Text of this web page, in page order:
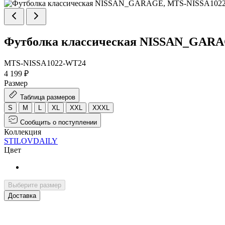
Футболка классическая
MTS-NISSA1022-WT24
4 199 ₽
Размер
Таблица размеров
S
M XL XXL
XXXL
Сообщить о поступлении
Коллекция
STILOVDAILY
Цвет
Выберите размер
Доставка